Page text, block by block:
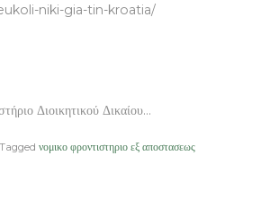
niki-gia-tin-kroatia/
Διοικητικού Δικαίου…
Tagged νομικο φροντιστηριο εξ αποστασεως